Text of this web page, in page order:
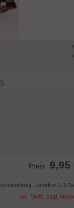
Preis 9,95
Lieferfrist 1-3
inkl. MwSt. zzgl.